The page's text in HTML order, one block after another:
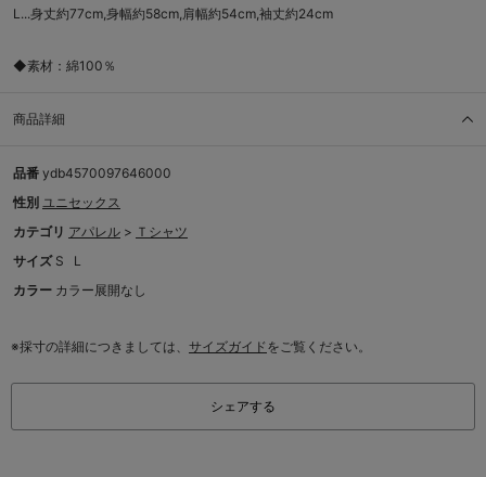
L...身丈約77cm,身幅約58cm,肩幅約54cm,袖丈約24cm
◆素材：綿100％
商品詳細
品番 ydb4570097646000
性別 ユニセックス
カテゴリ アパレル > Ｔシャツ
サイズ S
L
カラー カラー展開なし
※採寸の詳細につきましては、 サイズガイドをご覧ください。
シェアする